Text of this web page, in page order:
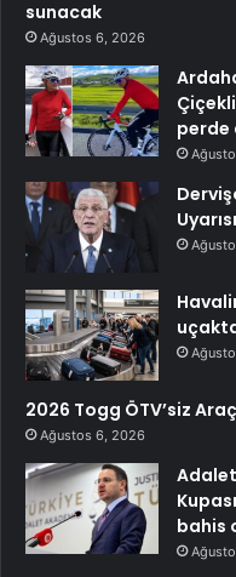
sunacak
Ağustos 6, 2026
perde
Uyarısı
2026 Togg ÖTV’siz
Ağustos 6, 2026
bahis